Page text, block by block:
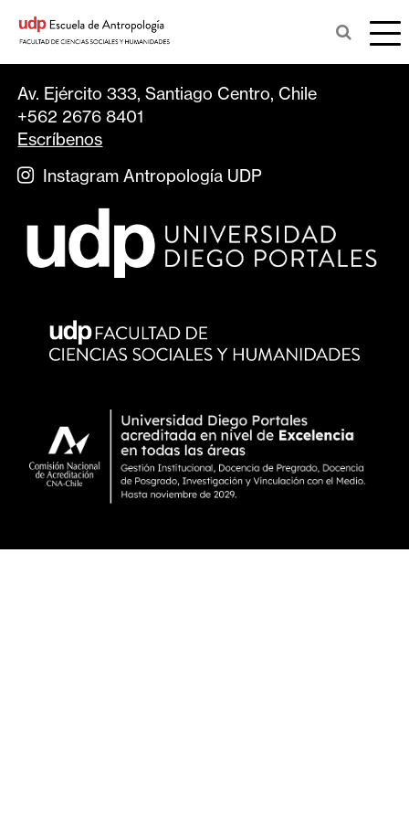
Av. Ejército 333, Santiago Centro, Chile
+562 2676 8401
Escríbenos
Instagram Antropología UDP